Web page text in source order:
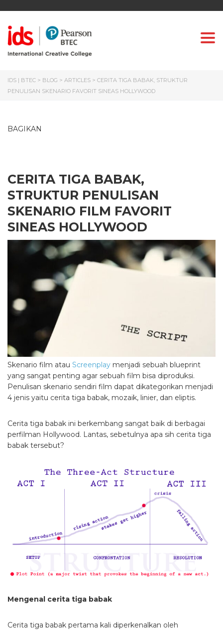
IDS | BTEC > BLOG > ARTICLES > CERITA TIGA BABAK, STRUKTUR
PENULISAN SKENARIO FAVORIT SINEAS HOLLYWOOD
BAGIKAN
CERITA TIGA BABAK,
STRUKTUR PENULISAN
SKENARIO FILM FAVORIT
SINEAS HOLLYWOOD
Skenario film atau Screenplay menjadi sebuah blueprint
yang sangat penting agar sebuah film bisa diproduksi.
Penulisan skenario sendiri film dapat dikategorikan menjadi
4 jenis yaitu cerita tiga babak, mozaik, linier, dan eliptis.
Cerita tiga babak ini berkembang sangat baik di berbagai
perfilman Hollywood. Lantas, sebetulnya apa sih cerita tiga
babak tersebut?
Mengenal cerita tiga babak
Cerita tiga babak pertama kali diperkenalkan oleh